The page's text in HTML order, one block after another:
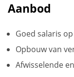
Aanbod
Goed salaris
Opbouw van
Afwisselende